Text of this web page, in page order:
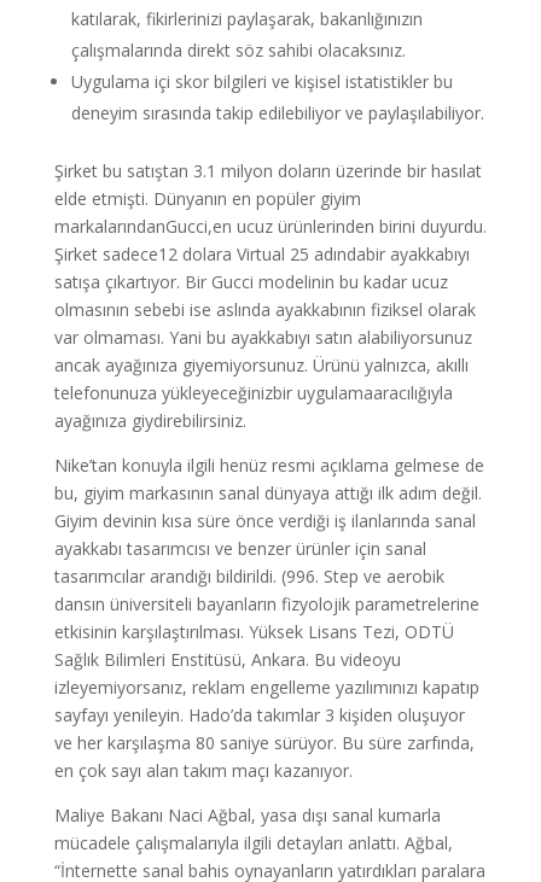
katılarak, fikirlerinizi paylaşarak, bakanlığınızın
çalışmalarında direkt söz sahibi olacaksınız.
Uygulama içi skor bilgileri ve kişisel istatistikler bu
deneyim sırasında takip edilebiliyor ve paylaşılabiliyor.
Şirket bu satıştan 3.1 milyon doların üzerinde bir hasılat
elde etmişti. Dünyanın en popüler giyim
markalarındanGucci,en ucuz ürünlerinden birini duyurdu.
Şirket sadece12 dolara Virtual 25 adındabir ayakkabıyı
satışa çıkartıyor. Bir Gucci modelinin bu kadar ucuz
olmasının sebebi ise aslında ayakkabının fiziksel olarak
var olmaması. Yani bu ayakkabıyı satın alabiliyorsunuz
ancak ayağınıza giyemiyorsunuz. Ürünü yalnızca, akıllı
telefonunuza yükleyeceğinizbir uygulamaaracılığıyla
ayağınıza giydirebilirsiniz.
Nike’tan konuyla ilgili henüz resmi açıklama gelmese de
bu, giyim markasının sanal dünyaya attığı ilk adım değil.
Giyim devinin kısa süre önce verdiği iş ilanlarında sanal
ayakkabı tasarımcısı ve benzer ürünler için sanal
tasarımcılar arandığı bildirildi. (996. Step ve aerobik
dansın üniversiteli bayanların fizyolojik parametrelerine
etkisinin karşılaştırılması. Yüksek Lisans Tezi, ODTÜ
Sağlık Bilimleri Enstitüsü, Ankara. Bu videoyu
izleyemiyorsanız, reklam engelleme yazılımınızı kapatıp
sayfayı yenileyin. Hado’da takımlar 3 kişiden oluşuyor
ve her karşılaşma 80 saniye sürüyor. Bu süre zarfında,
en çok sayı alan takım maçı kazanıyor.
Maliye Bakanı Naci Ağbal, yasa dışı sanal kumarla
mücadele çalışmalarıyla ilgili detayları anlattı. Ağbal,
“İnternette sanal bahis oynayanların yatırdıkları paralara